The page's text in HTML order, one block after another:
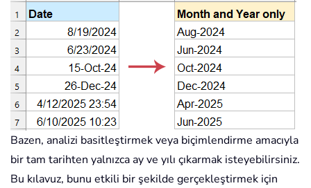
Bazen, analizi basitleştirmek veya biçimlendirme amacıyla
bir tam tarihten yalnızca ay ve yılı çıkarmak isteyebilirsiniz.
Bu kılavuz, bunu etkili bir şekilde gerçekleştirmek için